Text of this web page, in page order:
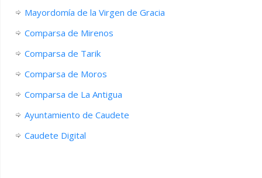
Mayordomía de la Virgen de Gracia
Comparsa de Mirenos
Comparsa de Tarik
Comparsa de Moros
Comparsa de La Antigua
Ayuntamiento de Caudete
Caudete Digital